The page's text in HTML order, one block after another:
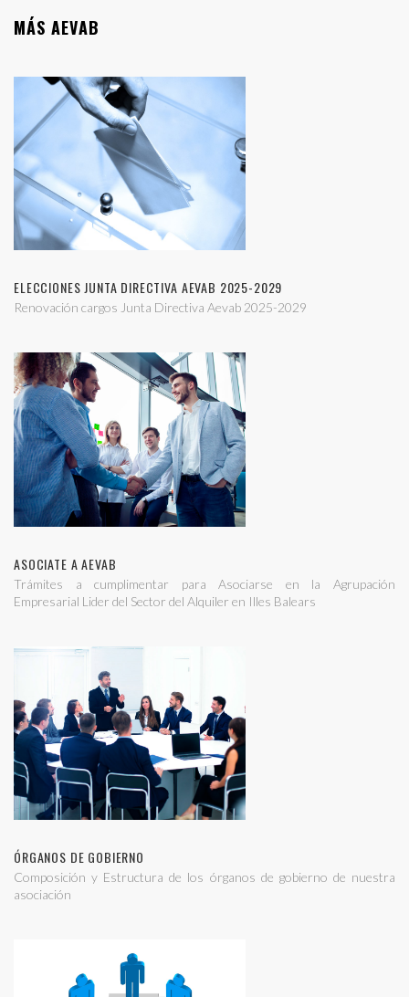
MÁS AEVAB
ELECCIONES JUNTA DIRECTIVA AEVAB 2025-2029
Renovación cargos Junta Directiva Aevab 2025-2029
ASOCIATE A AEVAB
Trámites a cumplimentar para Asociarse en la Agrupación
Empresarial Lider del Sector del Alquiler en Illes Balears
ÓRGANOS DE GOBIERNO
Composición y Estructura de los órganos de gobierno de nuestra
asociación